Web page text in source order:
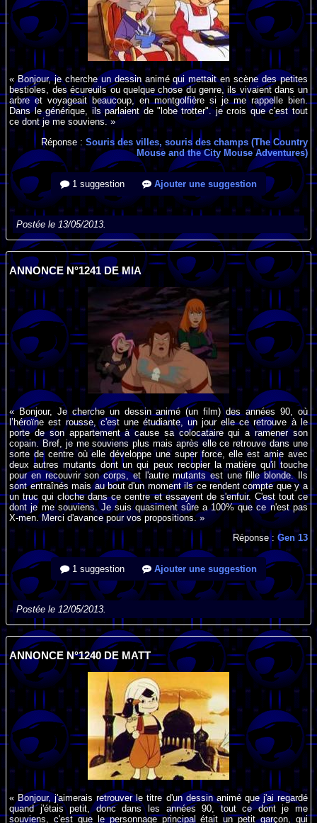
« Bonjour, je cherche un dessin animé qui mettait en scène des petites
bestioles, des écureuils ou quelque chose du genre, ils vivaient dans un
arbre et voyageait beaucoup, en montgolfière si je me rappelle bien.
Dans le générique, ils parlaient de "lobe trotter". je crois que c'est tout
ce dont je me souviens. »
Réponse : Souris des villes, souris des champs (The Country
Mouse and the City Mouse Adventures)
1 suggestion Ajouter une suggestion
Postée le 13/05/2013.
ANNONCE N°1241 DE MIA
« Bonjour, Je cherche un dessin animé (un film) des années 90, où
l’héroïne est rousse, c'est une étudiante, un jour elle ce retrouve à le
porte de son appartement à cause sa colocataire qui a ramener son
copain. Bref, je me souviens plus mais après elle ce retrouve dans une
sorte de centre où elle développe une super force, elle est amie avec
deux autres mutants dont un qui peux recopier la matière qu'il touche
pour en recouvrir son corps, et l'autre mutants est une fille blonde. Ils
sont entraînés mais au bout d'un moment ils ce rendent compte que y a
un truc qui cloche dans ce centre et essayent de s'enfuir. C'est tout ce
dont je me souviens. Je suis quasiment sûre a 100% que ce n'est pas
X-men. Merci d'avance pour vos propositions. »
Réponse : Gen 13
1 suggestion Ajouter une suggestion
Postée le 12/05/2013.
ANNONCE N°1240 DE MATT
« Bonjour, j'aimerais retrouver le titre d'un dessin animé que j'ai regardé
quand j'étais petit, donc dans les années 90, tout ce dont je me
souviens, c'est que le personnage principal était un petit garçon, qui